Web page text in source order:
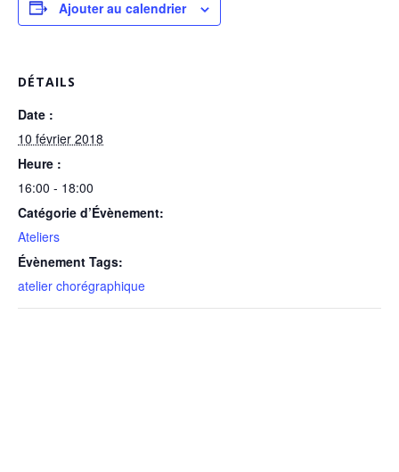
Ajouter au calendrier
DÉTAILS
Date :
10 février 2018
Heure :
16:00 - 18:00
Catégorie d’Évènement:
Ateliers
Évènement Tags:
atelier chorégraphique